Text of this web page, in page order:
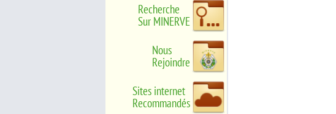
Recherche
Sur MINERVE
Nous
Rejoindre
Sites internet
Recommandés